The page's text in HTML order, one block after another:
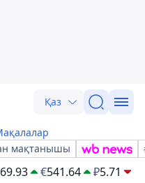
Қаз
мақтанышы
€541.64 ₽5.71